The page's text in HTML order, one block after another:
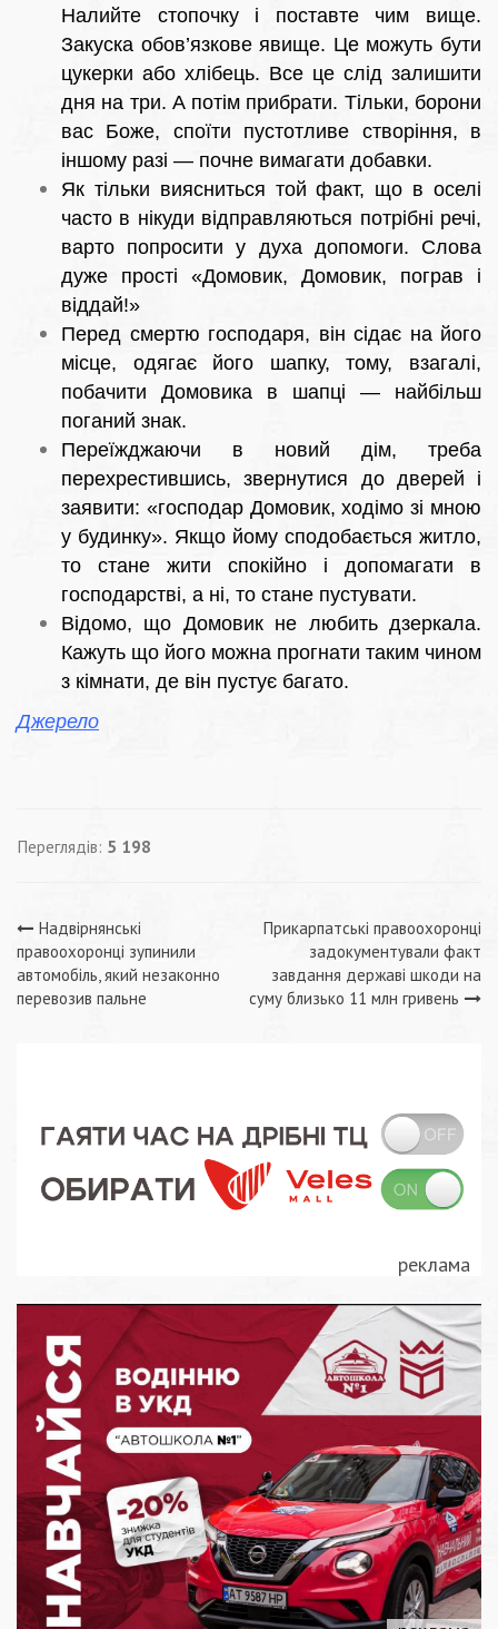
Налийте стопочку і поставте чим вище.
Закуска обов’язкове явище. Це можуть бути
цукерки або хлібець. Все це слід залишити
дня на три. А потім прибрати. Тільки, борони
вас Боже, споїти пустотливе створіння, в
іншому разі — почне вимагати добавки.
Як тільки виясниться той факт, що в оселі
часто в нікуди відправляються потрібні речі,
варто попросити у духа допомоги. Слова
дуже прості «Домовик, Домовик, пограв і
віддай!»
Перед смертю господаря, він сідає на його
місце, одягає його шапку, тому, взагалі,
побачити Домовика в шапці — найбільш
поганий знак.
Переїжджаючи в новий дім, треба
перехрестившись, звернутися до дверей і
заявити: «господар Домовик, ходімо зі мною
у будинку». Якщо йому сподобається житло,
то стане жити спокійно і допомагати в
господарстві, а ні, то стане пустувати.
Відомо, що Домовик не любить дзеркала.
Кажуть що його можна прогнати таким чином
з кімнати, де він пустує багато.
Джерело
Переглядів: 5 198
Навігація
записів
Надвірнянські
правоохоронці зупинили
автомобіль, який незаконно
перевозив пальне
Прикарпатські правоохоронці
задокументували факт
завдання державі шкоди на
суму близько 11 млн гривень